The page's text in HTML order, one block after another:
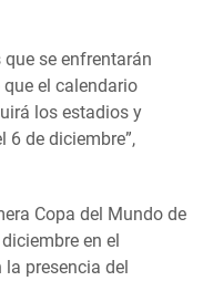
se enfrentarán
el calendario
los estadios y
6 de diciembre”,
Copa del Mundo de
en el
la presencia del